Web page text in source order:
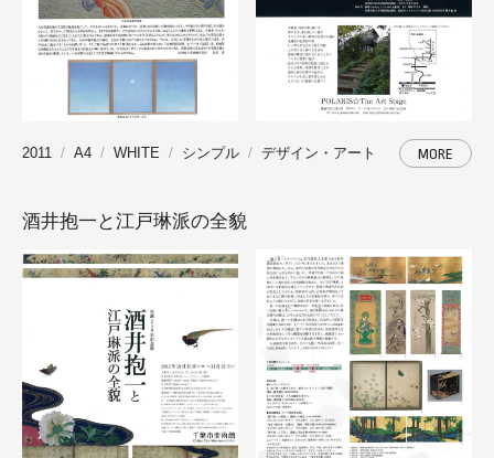
2011 A4 WHITE シンプル デザイン・アート MORE
酒井抱一と江戸琳派の全貌